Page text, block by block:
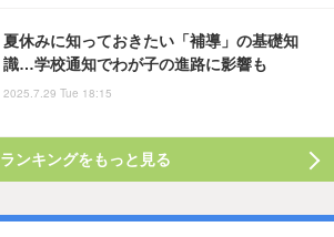
夏休みに知っておきたい「補導」の基礎知
識…学校通知でわが子の進路に影響も
2025.7.29 Tue 18:15
ランキングをもっと見る